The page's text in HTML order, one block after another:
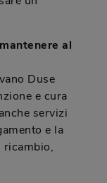
al
Duse
e cura
servizi
e la
ricambio,